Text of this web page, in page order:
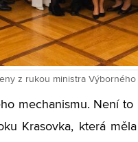
z rukou ministra Výborného
mechanismu. Není
Krasovka, která